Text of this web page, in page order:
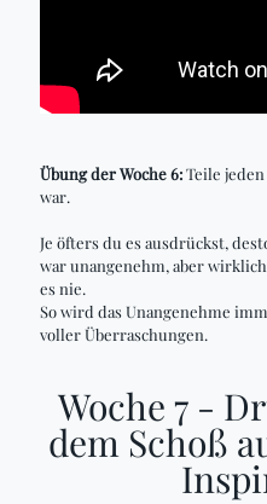
Übung der Woche 6:Teile
war.
Je öfters du es ausdrückst,
war unangenehm, aber
es nie.
So wird das Unangenehme
voller Überraschungen.
Woche 7 -
dem Schoß